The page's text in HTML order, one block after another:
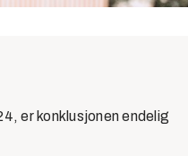
er konklusjonen endelig